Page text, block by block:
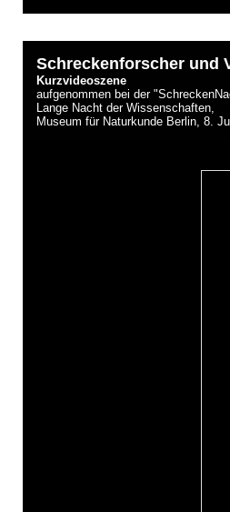
Schreckenforscher und
Kurzvideoszene
aufgenommen bei der
Lange Nacht der Wissenschaften,
Museum für Naturkunde Berlin, 8.